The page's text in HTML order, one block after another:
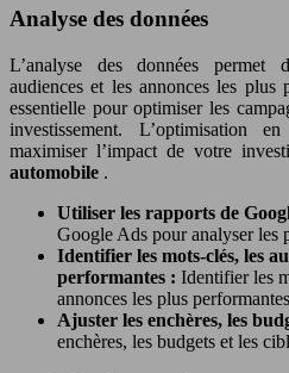
Analyse des données
L’analyse des données permet
audiences et les annonces les plus
essentielle pour optimiser les
investissement. L’optimisation
maximiser l’impact de votre
automobile .
Utiliser les rapports de
Google Ads pour analyser les
Identifier les mots-clés, les
performantes : Identifier les
annonces les plus
Ajuster les enchères, les
enchères, les budgets et les